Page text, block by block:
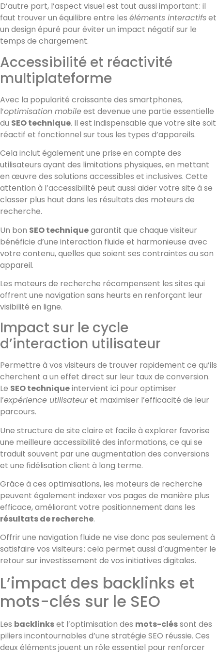
D’autre part, l’aspect visuel est tout aussi important : il
faut trouver un équilibre entre les éléments interactifset
un design épuré pour éviter un impact négatif sur le
temps de chargement.
Accessibilité et réactivité
multiplateforme
Avec la popularité croissante des smartphones,
l’optimisation mobileest devenue une partie essentielle
du SEO technique. Il est indispensable que votre site soit
réactif et fonctionnel sur tous les types d’appareils.
Cela inclut également une prise en compte des
utilisateurs ayant des limitations physiques, en mettant
en œuvre des solutions accessibles et inclusives. Cette
attention à l’accessibilité peut aussi aider votre site à se
classer plus haut dans les résultats des moteurs de
recherche.
Un bon SEO techniquegarantit que chaque visiteur
bénéficie d’une interaction fluide et harmonieuse avec
votre contenu, quelles que soient ses contraintes ou son
appareil.
Les moteurs de recherche récompensent les sites qui
offrent une navigation sans heurts en renforçant leur
visibilité en ligne.
Impact sur le cycle
d’interaction utilisateur
Permettre à vos visiteurs de trouver rapidement ce qu’ils
cherchent a un effet direct sur leur taux de conversion.
Le SEO techniqueintervient ici pour optimiser
l’expérience utilisateuret maximiser l’efficacité de leur
parcours.
Une structure de site claire et facile à explorer favorise
une meilleure accessibilité des informations, ce qui se
traduit souvent par une augmentation des conversions
et une fidélisation client à long terme.
Grâce à ces optimisations, les moteurs de recherche
peuvent également indexer vos pages de manière plus
efficace, améliorant votre positionnement dans les
résultats de recherche.
Offrir une navigation fluide ne vise donc pas seulement à
satisfaire vos visiteurs : cela permet aussi d’augmenter le
retour sur investissement de vos initiatives digitales.
L’impact des backlinks et
mots-clés sur le SEO
Les backlinkset l’optimisation des mots-cléssont des
piliers incontournables d’une stratégie SEO réussie. Ces
deux éléments jouent un rôle essentiel pour renforcer